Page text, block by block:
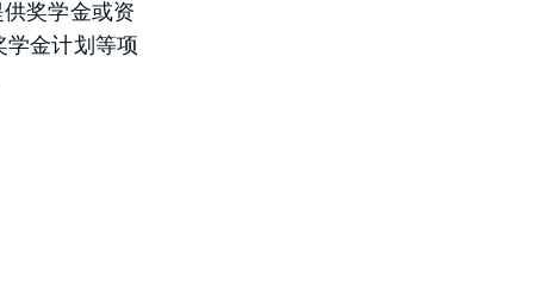
奖学金或资
学金计划等项